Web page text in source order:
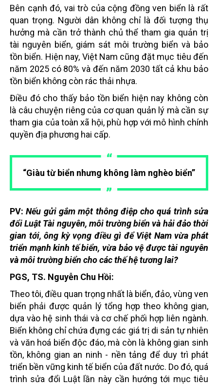
Bên cạnh đó, vai trò của cộng đồng ven biển là rất
quan trọng. Người dân không chỉ là đối tượng thụ
hưởng mà cần trở thành chủ thể tham gia quản trị
tài nguyên biển, giám sát môi trường biển và bảo
tồn biển. Hiện nay, Việt Nam cũng đặt mục tiêu đến
năm 2025 có 80% và đến năm 2030 tất cả khu bảo
tồn biển không còn rác thải nhựa.
Điều đó cho thấy bảo tồn biển hiện nay không còn
là câu chuyện riêng của cơ quan quản lý mà cần sự
tham gia của toàn xã hội, phù hợp với mô hình chính
quyền địa phương hai cấp.
“Giàu từ biển nhưng không làm nghèo biển”
PV: Nếu gửi gắm một thông điệp cho quá trình sửa
đổi Luật Tài nguyên, môi trường biển và hải đảo thời
gian tới, ông kỳ vọng điều gì để Việt Nam vừa phát
triển mạnh kinh tế biển, vừa bảo vệ được tài nguyên
và môi trường biển cho các thế hệ tương lai?
PGS, TS. Nguyễn Chu Hồi:
Theo tôi, điều quan trọng nhất là biển, đảo, vùng ven
biển phải được quản lý tổng hợp theo không gian,
dựa vào hệ sinh thái và cơ chế phối hợp liên ngành.
Biển không chỉ chứa đựng các giá trị di sản tự nhiên
và văn hoá biển độc đáo, mà còn là không gian sinh
tồn, không gian an ninh - nền tảng để duy trì phát
triển bền vững kinh tế biển của đất nước. Do đó, quá
trình sửa đổi Luật lần này cần hướng tới mục tiêu